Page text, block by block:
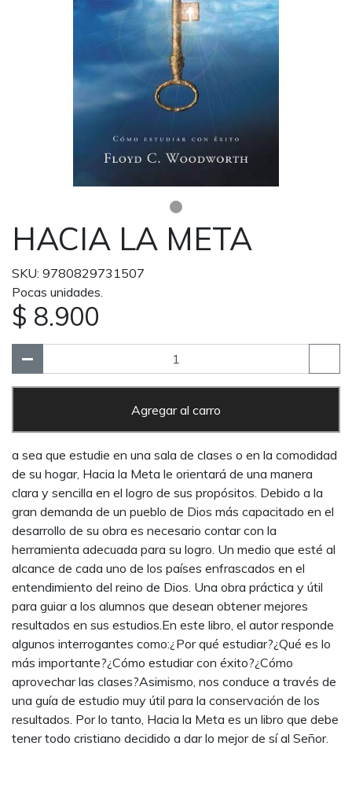
HACIA LA META
SKU: 9780829731507
Pocas unidades.
$ 8.900
Agregar al carro
a sea que estudie en una sala de clases o en la comodidad
de su hogar, Hacia la Meta le orientará de una manera
clara y sencilla en el logro de sus propósitos. Debido a la
gran demanda de un pueblo de Dios más capacitado en el
desarrollo de su obra es necesario contar con la
herramienta adecuada para su logro. Un medio que esté al
alcance de cada uno de los países enfrascados en el
entendimiento del reino de Dios. Una obra práctica y útil
para guiar a los alumnos que desean obtener mejores
resultados en sus estudios.En este libro, el autor responde
algunos interrogantes como:¿Por qué estudiar?¿Qué es lo
más importante?¿Cómo estudiar con éxito?¿Cómo
aprovechar las clases?Asimismo, nos conduce a través de
una guía de estudio muy útil para la conservación de los
resultados. Por lo tanto, Hacia la Meta es un libro que debe
tener todo cristiano decidido a dar lo mejor de sí al Señor.